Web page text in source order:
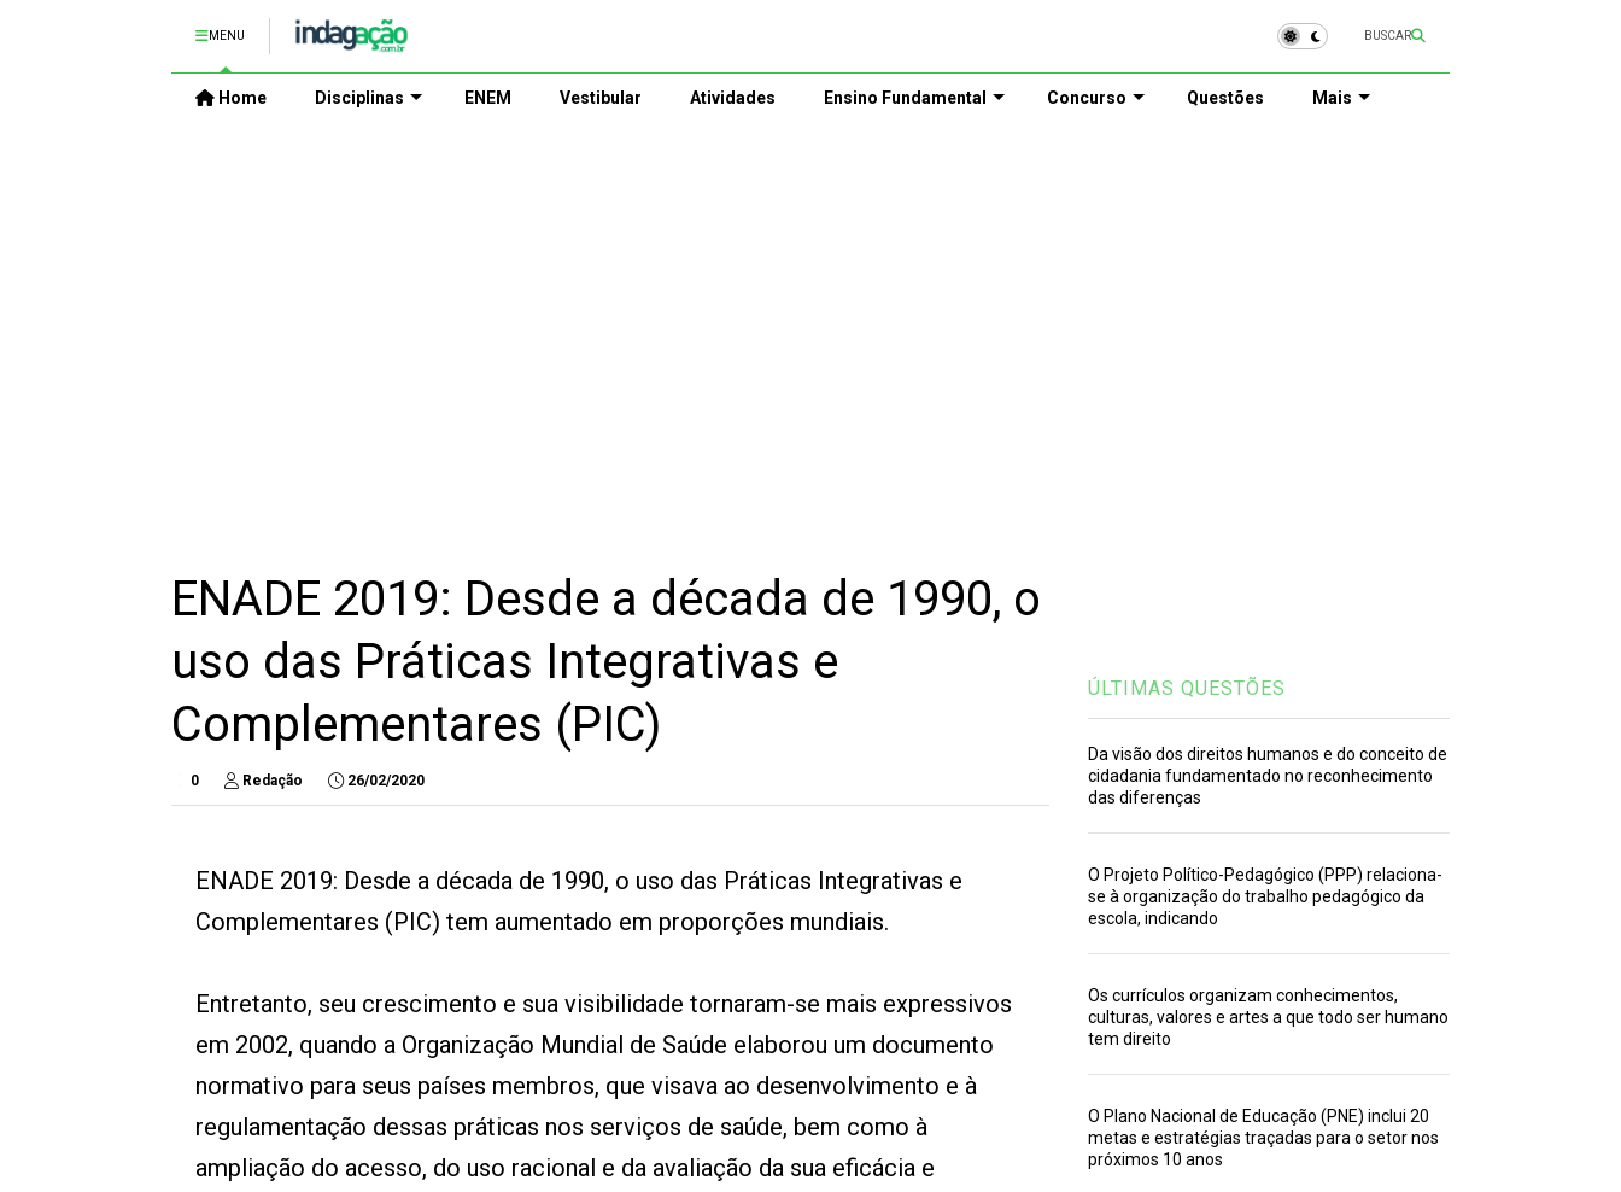
MENU BUSCAR
Home Disciplinas ENEM Vestibular Atividades Ensino Fundamental Concurso Questões Mais
ENADE 2019: Desde a década de 1990, o
uso das Práticas Integrativas e
Complementares (PIC)
0 Redação 26/02/2020
ENADE 2019: Desde a década de 1990, o uso das Práticas Integrativas e
Complementares (PIC) tem aumentado em proporções mundiais.
Entretanto, seu crescimento e sua visibilidade tornaram-se mais expressivos
em 2002, quando a Organização Mundial de Saúde elaborou um documento
normativo para seus países membros, que visava ao desenvolvimento e à
regulamentação dessas práticas nos serviços de saúde, bem como à
ampliação do acesso, do uso racional e da avaliação da sua eficácia e
ÚLTIMAS QUESTÕES
Da visão dos direitos humanos e do conceito de
cidadania fundamentado no reconhecimento
das diferenças
O Projeto Político-Pedagógico (PPP) relaciona-
se à organização do trabalho pedagógico da
escola, indicando
Os currículos organizam conhecimentos,
culturas, valores e artes a que todo ser humano
tem direito
O Plano Nacional de Educação (PNE) inclui 20
metas e estratégias traçadas para o setor nos
próximos 10 anos